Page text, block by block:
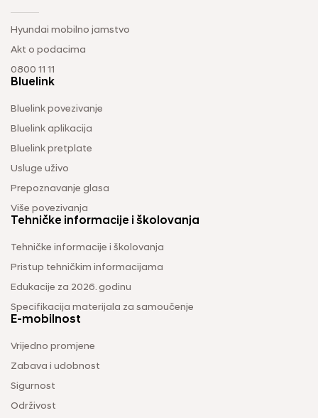
Hyundai mobilno jamstvo
Akt o podacima
0800 11 11
Bluelink
Bluelink povezivanje
Bluelink aplikacija
Bluelink pretplate
Usluge uživo
Prepoznavanje glasa
Više povezivanja
Tehničke informacije i školovanja
Tehničke informacije i školovanja
Pristup tehničkim informacijama
Edukacije za 2026. godinu
Specifikacija materijala za samoučenje
E-mobilnost
Vrijedno promjene
Zabava i udobnost
Sigurnost
Održivost